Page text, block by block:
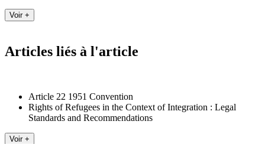
Articles liés à l'article
Article 22 1951 Convention
Rights of Refugees in the Context of Integration : Legal
Standards and Recommendations